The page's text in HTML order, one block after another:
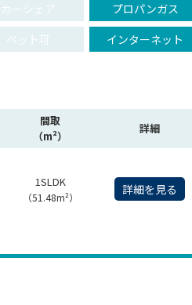
カーシェア
プロパンガス
ペット可
インターネット
間取
（m²）
詳細
1SLDK
（51.48m²）
詳細を見る